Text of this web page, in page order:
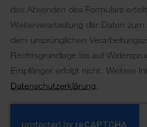
das Absenden des Formulars
Weiterverarbeitung der Daten
dem ursprünglichen
Rechtsgrundlage bis auf
Empfänger erfolgt nicht. Weitere
Datenschutzerklärung